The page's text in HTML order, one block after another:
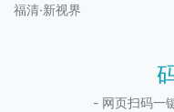
福清·新视界
- 网页扫码一